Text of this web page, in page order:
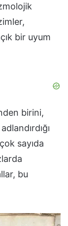
bir uyum
birini,
sayıda
bu